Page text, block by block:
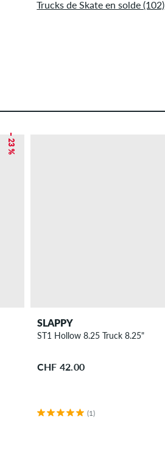
Trucks de Skate en solde (102)
– 23 %
SLAPPY
ST1 Hollow 8.25 Truck 8.25"
CHF 42.00
(1)